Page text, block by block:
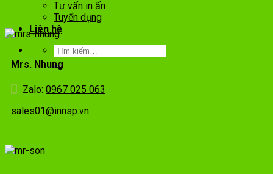
Tư vấn in ấn
Tuyển dụng
Liên hệ
Mrs. Nhung
Zalo: 0967 025 063
sales01@innsp.vn